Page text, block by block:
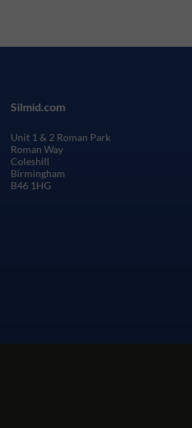
Silmid.com
Unit 1 & 2 Roman Park
Roman Way
Coleshill
Birmingham
B46 1HG